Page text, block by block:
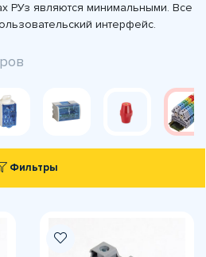
РУз являются минимальными. Все
интерфейс.
Фильтры